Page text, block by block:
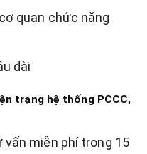
quan chức năng
dài
trạng hệ thống PCCC,
vấn miễn phí trong 15